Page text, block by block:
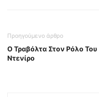
Προηγούμενο άρθρο
Ο Τραβόλτα Στον Ρόλο Του
Ντενίρο